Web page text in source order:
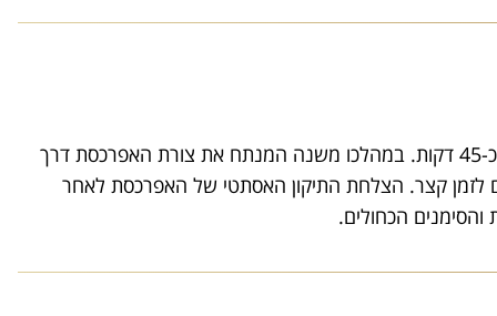
ניתוחי אוזניים נחשבים לניתוחים קצרים ביותר. משך הניתוח כ-45 דקות. במהלכו משנה המנתח את צורת האפרכסת דרך
לזמן קצר. הצלחת התיקון האסתטי של האפרכסת לאחר
והסימנים הכחולים.